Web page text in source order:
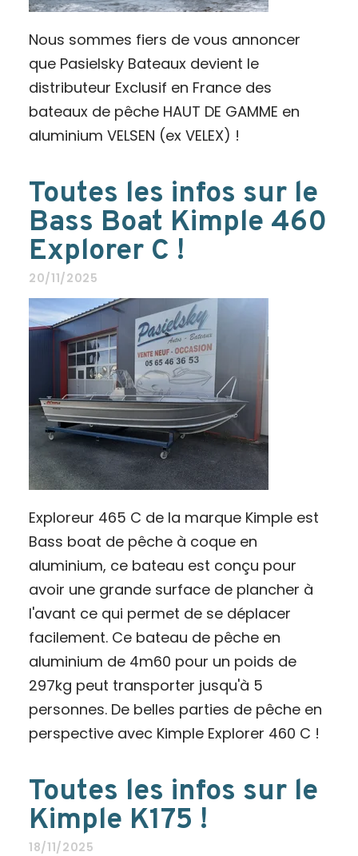
Nous sommes fiers de vous annoncer
que Pasielsky Bateaux devient le
distributeur Exclusif en France des
bateaux de pêche HAUT DE GAMME en
aluminium VELSEN (ex VELEX) !
Toutes les infos sur le
Bass Boat Kimple 460
Explorer C !
20/11/2025
Exploreur 465 C de la marque Kimple est
Bass boat de pêche à coque en
aluminium, ce bateau est conçu pour
avoir une grande surface de plancher à
l'avant ce qui permet de se déplacer
facilement. Ce bateau de pêche en
aluminium de 4m60 pour un poids de
297kg peut transporter jusqu'à 5
personnes. De belles parties de pêche en
perspective avec Kimple Explorer 460 C !
Toutes les infos sur le
Kimple K175 !
18/11/2025